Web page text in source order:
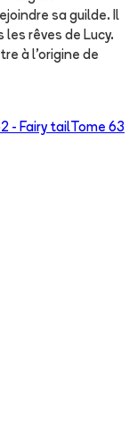
sa guilde. Il
les rêves de Lucy.
à l'origine de
- Fairy tail Tome 63